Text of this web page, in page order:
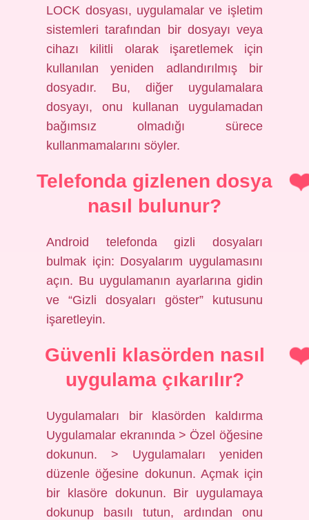
LOCK dosyası, uygulamalar ve işletim
sistemleri tarafından bir dosyayı veya
cihazı kilitli olarak işaretlemek için
kullanılan yeniden adlandırılmış bir
dosyadır. Bu, diğer uygulamalara
dosyayı, onu kullanan uygulamadan
bağımsız olmadığı sürece
kullanmamalarını söyler.
Telefonda gizlenen dosya
nasıl bulunur?
Android telefonda gizli dosyaları
bulmak için: Dosyalarım uygulamasını
açın. Bu uygulamanın ayarlarına gidin
ve “Gizli dosyaları göster” kutusunu
işaretleyin.
Güvenli klasörden nasıl
uygulama çıkarılır?
Uygulamaları bir klasörden kaldırma
Uygulamalar ekranında > Özel öğesine
dokunun. > Uygulamaları yeniden
düzenle öğesine dokunun. Açmak için
bir klasöre dokunun. Bir uygulamaya
dokunup basılı tutun, ardından onu